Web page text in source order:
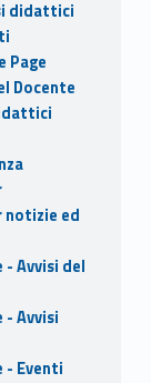
didattici
Page
Docente
notizie ed
Avvisi del
Avvisi
- Eventi